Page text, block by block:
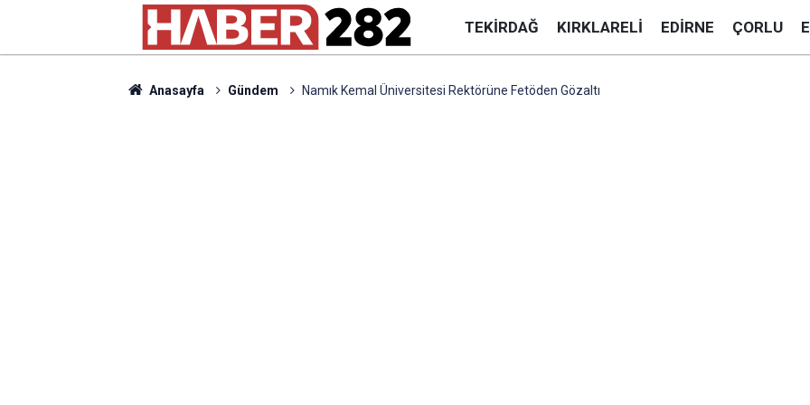
TEKIRDAĞ KIRKLARELI EDIRNE ÇORLU
Anasayfa Gündem Namık Kemal Üniversitesi Rektörüne Fetöden Gözaltı